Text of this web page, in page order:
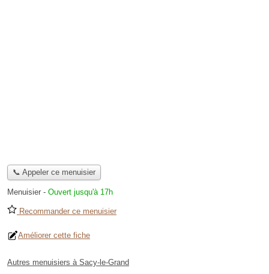
📞 Appeler ce menuisier
Menuisier - Ouvert jusqu'à 17h
Recommander ce menuisier
Améliorer cette fiche
Autres menuisiers à Sacy-le-Grand